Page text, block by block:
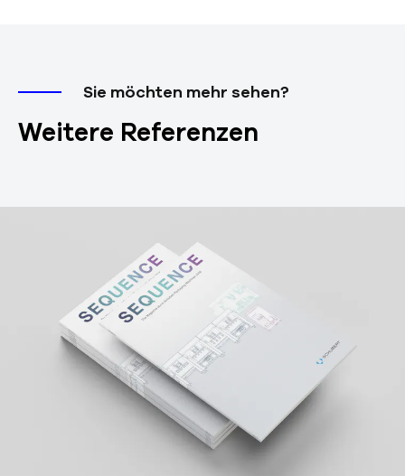
Sie möchten mehr sehen?
Weitere Referenzen